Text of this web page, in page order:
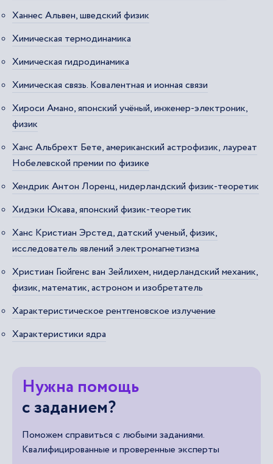
Ханнес Альвен, шведский физик
Химическая термодинамика
Химическая гидродинамика
Химическая связь. Ковалентная и ионная связи
Хироси Амано, японский учёный, инженер-электроник,
физик
Ханс Альбрехт Бете, американский астрофизик, лауреат
Нобелевской премии по физике
Хендрик Антон Лоренц, нидерландский физик-теоретик
Хидэки Юкава, японский физик-теоретик
Ханс Кристиан Эрстед, датский ученый, физик,
исследователь явлений электромагнетизма
Христиан Гюйгенс ван Зейлихем, нидерландский механик,
физик, математик, астроном и изобретатель
Характеристическое рентгеновское излучение
Характеристики ядра
Нужна помощь
с заданием?
Поможем справиться с любыми заданиями.
Квалифицированные и проверенные эксперты